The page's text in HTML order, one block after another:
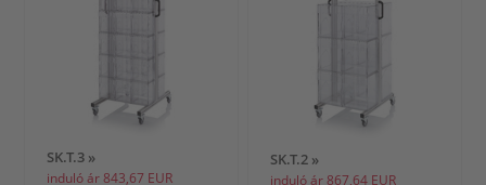
SK.T.3 »
induló ár 843,67 EUR
SK.T.2 »
induló ár 867,64 EUR